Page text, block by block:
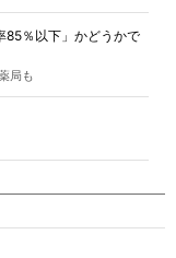
85％以下」かどうかで
局も